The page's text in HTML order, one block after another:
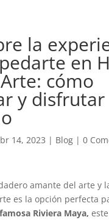
la
en
cómo
y disfrutar
14, 2023 | Blog| 0
amante del arte y
es la opción perfecta
Riviera Maya,